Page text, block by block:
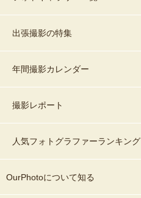
出張撮影の特集
年間撮影カレンダー
撮影レポート
人気フォトグラファーランキング
OurPhotoについて知る